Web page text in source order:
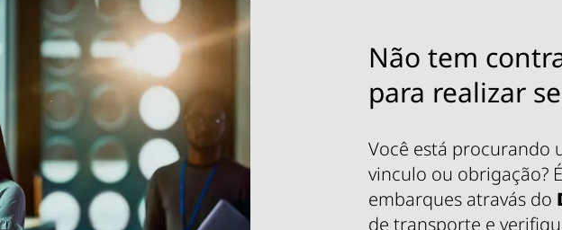
Não tem
para realizar
Você está procurando
vinculo ou obrigação?
embarques atravás do
de transporte e